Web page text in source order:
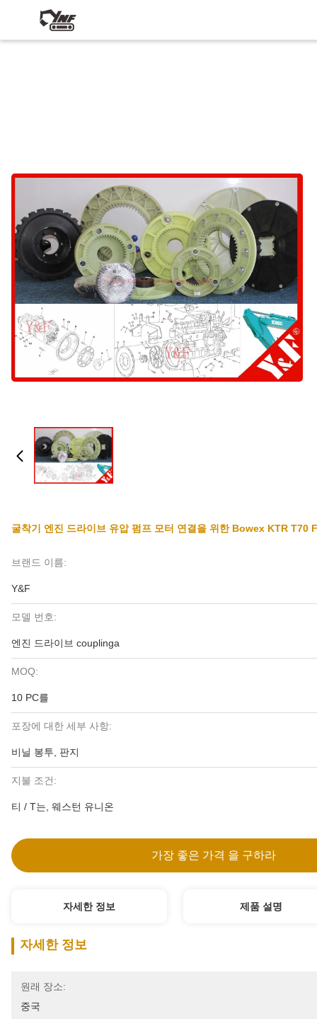
굴착기 엔진 드라이브 유압 펌프 모터 연결을 위한 Bowex KTR T70
브랜드 이름:
Y&F
모델 번호:
엔진 드라이브 couplinga
MOQ:
10 PC를
포장에 대한 세부 사항:
비닐 봉투, 판지
지불 조건:
티 / T는, 웨스턴 유니온
가장 좋은 가격 을 구하라
자세한 정보 제품 설명
자세한 정보
원래 장소:
중국